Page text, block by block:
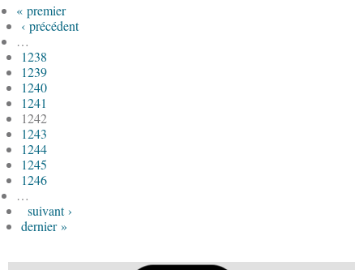
« premier
‹ précédent
…
1238
1239
1240
1241
1242
1243
1244
1245
1246
…
suivant ›
dernier »